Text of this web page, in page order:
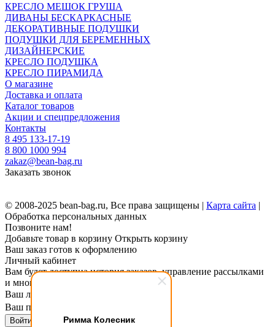
Римма Колесник
КРЕСЛО МЕШОК ГРУША
ДИВАНЫ БЕСКАРКАСНЫЕ
ДЕКОРАТИВНЫЕ ПОДУШКИ
ПОДУШКИ ДЛЯ БЕРЕМЕННЫХ
ДИЗАЙНЕРСКИЕ
КРЕСЛО ПОДУШКА
КРЕСЛО ПИРАМИДА
О магазине
Доставка и оплата
Каталог товаров
Акции и спецпредложения
Контакты
8 495 133-17-19
8 800 1000 994
zakaz@bean-bag.ru
Заказать звонок
© 2008-2025 bean-bag.ru, Все права защищены | Карта сайта |
Обработка персональных данных
Позвоните нам!
Добавьте товар в корзину Открыть корзину
Ваш заказ готов к оформлению
Личный кабинет
Вам будет доступна история заказов, управление рассылками
и многое другое.
Ваш логин
Ваш пароль
Войти в личный кабинет